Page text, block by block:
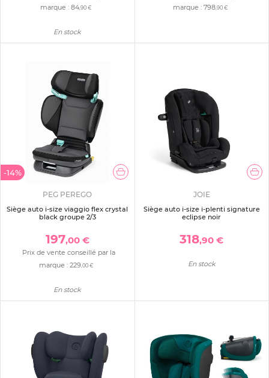
marque :84,90 €
En stock
marque : 798,90 €
-14%
PEG PEREGO
Siège auto i-size viaggio flex crystal
black groupe 2/3
197,00 €
Prix de vente conseillé par la
marque : 229,00 €
En stock
JOIE
Siège auto i-size i-plenti signature
eclipse noir
318,90 €
En stock